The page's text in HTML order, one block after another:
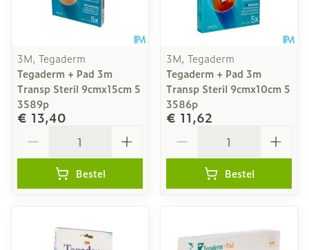
3M, Tegaderm
Tegaderm + Pad 3m
Transp Steril 9cmx15cm 5
3589p
€ 13,40
Bestel
3M, Tegaderm
Tegaderm + Pad 3m
Transp Steril 9cmx10cm 5
3586p
€ 11,62
Bestel